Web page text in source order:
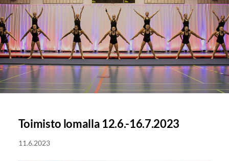
Toimisto lomalla 12.6.-16.7.2023
11.6.2023